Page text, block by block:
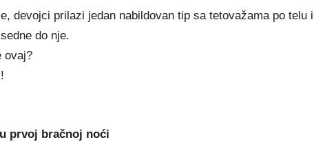
devojci prilazi jedan nabildovan tip sa tetovažama po telu i
do nje.
ovaj?
prvoj bračnoj noći